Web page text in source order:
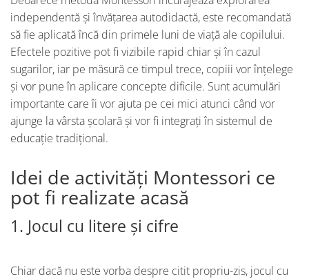
independentă și învățarea autodidactă, este recomandată
să fie aplicată încă din primele luni de viață ale copilului.
Efectele pozitive pot fi vizibile rapid chiar și în cazul
sugarilor, iar pe măsură ce timpul trece, copiii vor înțelege
și vor pune în aplicare concepte dificile. Sunt acumulări
importante care îi vor ajuta pe cei mici atunci când vor
ajunge la vârsta școlară și vor fi integrați în sistemul de
educație tradițional.
Idei de activități Montessori ce
pot fi realizate acasă
1. Jocul cu litere și cifre
Chiar dacă nu este vorba despre citit propriu-zis, jocul cu